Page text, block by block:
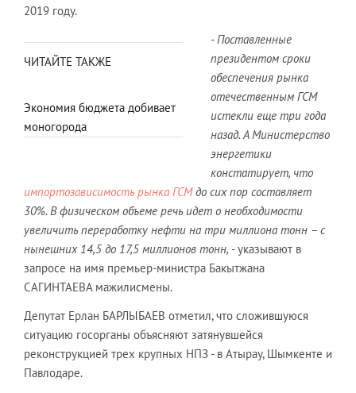
2019 году.
ЧИТАЙТЕ ТАКЖЕ
Экономия бюджета добивает
моногорода
- Поставленные
президентом сроки
обеспечения рынка
отечественным ГСМ
истекли еще три года
назад. А Министерство
энергетики
констатирует, что
импортозависимость рынка ГСМдо сих пор составляет
30%. В физическом объеме речь идет о необходимости
увеличить переработку нефти на три миллиона тонн – с
нынешних 14,5 до 17,5 миллионов тонн, - указывают в
запросе на имя премьер-министра Бакытжана
САГИНТАЕВА мажилисмены.
Депутат Ерлан БАРЛЫБАЕВ отметил, что сложившуюся
ситуацию госорганы объясняют затянувшейся
реконструкцией трех крупных НПЗ - в Атырау, Шымкенте и
Павлодаре.